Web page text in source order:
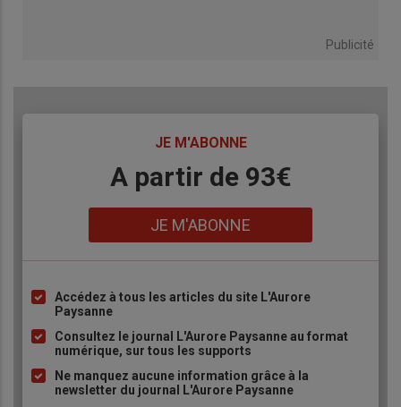
Publicité
JE M'ABONNE
A partir de 93€
JE M'ABONNE
Liste
puce
Accédez à tous les articles du site L'Aurore
Paysanne
Consultez le journal L'Aurore Paysanne au format
numérique, sur tous les supports
Ne manquez aucune information grâce à la
newsletter du journal L'Aurore Paysanne